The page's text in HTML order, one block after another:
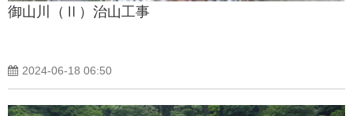
御山川（Ⅱ）治山工事
2024-06-18 06:50